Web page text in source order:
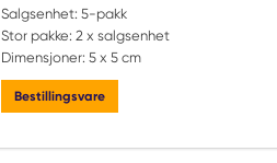
Salgsenhet: 5-pakk
Stor pakke: 2 x salgsenhet
Dimensjoner: 5 x 5 cm
Bestillingsvare